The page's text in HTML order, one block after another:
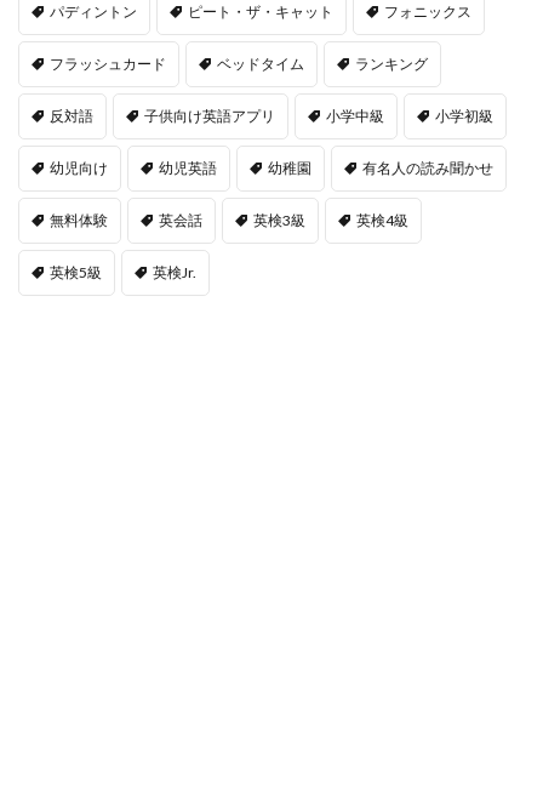
パディントン ピート・ザ・キャット フォニックス
フラッシュカード ベッドタイム ランキング
反対語 子供向け英語アプリ 小学中級 小学初級
幼児向け 幼児英語 幼稚園 有名人の読み聞かせ
無料体験 英会話 英検3級 英検4級
英検5級 英検Jr.